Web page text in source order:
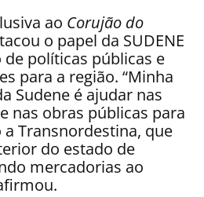
ao Corujão do
o papel da SUDENE
políticas públicas e
para a região. “Minha
Sudene é ajudar nas
nas obras públicas para
Transnordestina, que
do estado de
mercadorias ao